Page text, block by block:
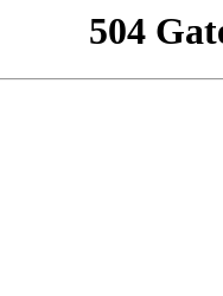
504